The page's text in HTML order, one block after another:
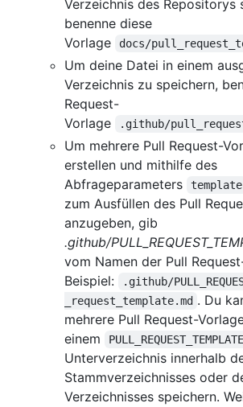
Verzeichnis des Repositorys
benenne diese
Vorlage
docs/
Um deine Datei in einem
Verzeichnis zu speichern,
Request-
Vorlage
.github/
Um mehrere Pull Request-
erstellen und mithilfe des
Abfrageparameters
template
zum Ausfüllen des Pull
anzugeben, gib
.github/
vom Namen der Pull
Beispiel:
.github/
_request_template.md . Du
mehrere Pull Request-
einem
PULL_REQUEST_TEMPLATE
Unterverzeichnis innerhalb
Stammverzeichnisses oder
Verzeichnisses speichern.